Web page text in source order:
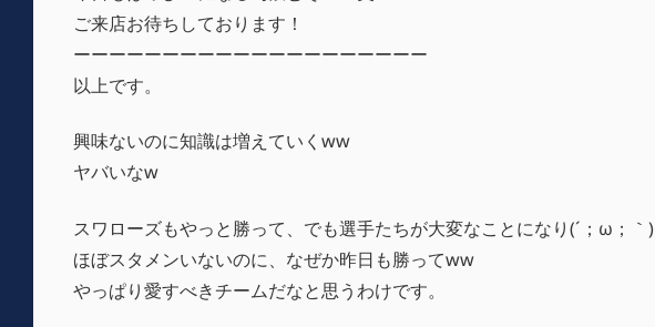
ご来店お待ちしております！
ーーーーーーーーーーーーーーーーーーーー
以上です。
興味ないのに知識は増えていくww
ヤバいなw
スワローズもやっと勝って、でも選手たちが大変なことになり(´；ω；｀)
ほぼスタメンいないのに、なぜか昨日も勝ってww
やっぱり愛すべきチームだなと思うわけです。